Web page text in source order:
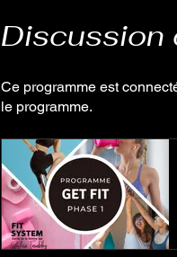
Discussion
Ce programme est
le programme.